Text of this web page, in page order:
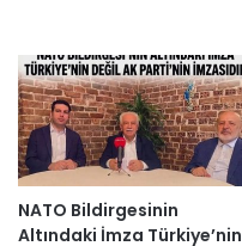
NATO Bildirgesinin
Altındaki İmza Türkiye’nin